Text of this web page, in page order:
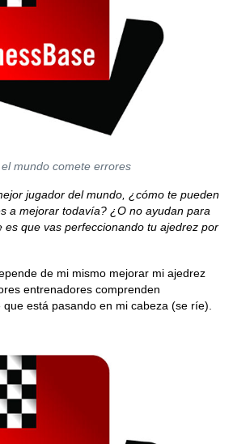
el mundo comete errores
jugador del mundo, ¿cómo te pueden
a mejorar todavía? ¿O no ayudan para
es que vas perfeccionando tu ajedrez por
de mi mismo mejorar mi ajedrez
entrenadores comprenden
está pasando en mi cabeza (se ríe).